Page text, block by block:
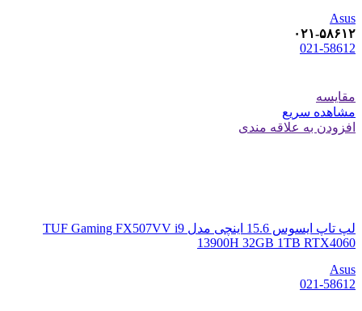
Asus
۰۲۱-۵۸۶۱۲
021-58612
مقایسه
مشاهده سریع
افزودن به علاقه مندی
لپ تاپ ایسوس 15.6 اینچی مدل TUF Gaming FX507VV i9
13900H 32GB 1TB RTX4060
Asus
021-58612